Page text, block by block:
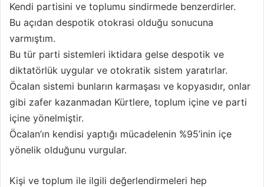
Kendi partisini ve toplumu sindirmede benzerdirler.
Bu açıdan despotik otokrasi olduğu sonucuna
varmıştım.
Bu tür parti sistemleri iktidara gelse despotik ve
diktatörlük uygular ve otokratik sistem yaratırlar.
Öcalan sistemi bunların karmaşası ve kopyasıdır, onlar
gibi zafer kazanmadan Kürtlere, toplum içine ve parti
içine yönelmiştir.
Öcalan’ın kendisi yaptığı mücadelenin %95’inin içe
yönelik olduğunu vurgular.
Kişi ve toplum ile ilgili değerlendirmeleri hep